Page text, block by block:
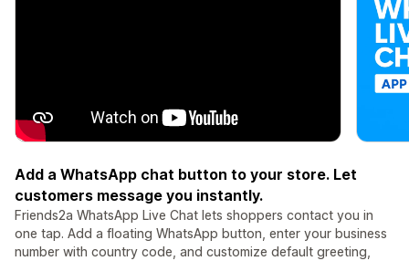
Add a WhatsApp chat button to your store. Let
customers message you instantly.
Friends2a WhatsApp Live Chat lets shoppers contact you in
one tap. Add a floating WhatsApp button, enter your business
number with country code, and customize default greeting,